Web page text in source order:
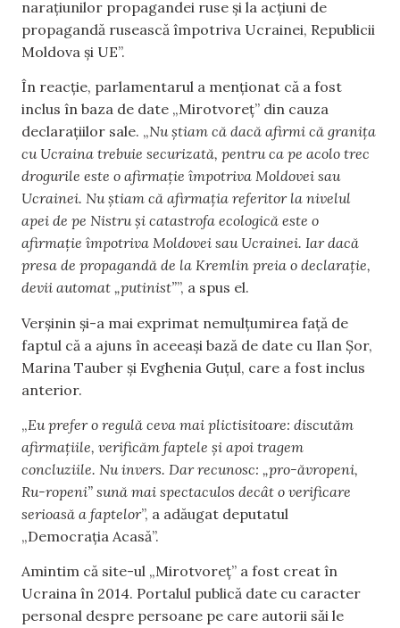
narațiunilor propagandei ruse și la acțiuni de
propagandă rusească împotriva Ucrainei, Republicii
Moldova și UE”.
În reacție, parlamentarul a menționat că a fost
inclus în baza de date „Mirotvoreț” din cauza
declarațiilor sale. „Nu știam că dacă afirmi că granița
cu Ucraina trebuie securizată, pentru ca pe acolo trec
drogurile este o afirmație împotriva Moldovei sau
Ucrainei. Nu știam că afirmația referitor la nivelul
apei de pe Nistru și catastrofa ecologică este o
afirmație împotriva Moldovei sau Ucrainei. Iar dacă
presa de propagandă de la Kremlin preia o declarație,
devii automat „putinist””, a spus el.
Verșinin și-a mai exprimat nemulțumirea față de
faptul că a ajuns în aceeași bază de date cu Ilan Șor,
Marina Tauber și Evghenia Guțul, care a fost inclus
anterior.
„Eu prefer o regulă ceva mai plictisitoare: discutăm
afirmațiile, verificăm faptele și apoi tragem
concluziile. Nu invers. Dar recunosc: „pro-ăvropeni,
Ru-ropeni” sună mai spectaculos decât o verificare
serioasă a faptelor”, a adăugat deputatul
„Democrația Acasă”.
Amintim că site-ul „Mirotvoreț” a fost creat în
Ucraina în 2014. Portalul publică date cu caracter
personal despre persoane pe care autorii săi le